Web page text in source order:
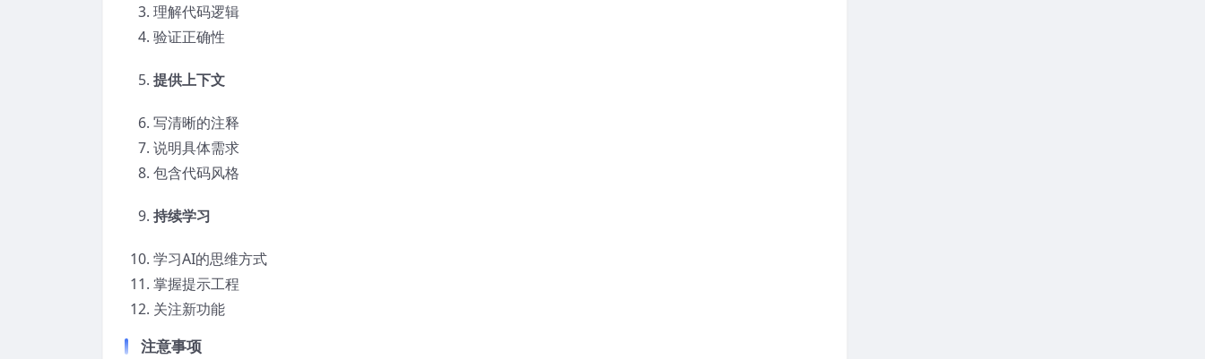
理解代码逻辑
验证正确性
提供上下文
写清晰的注释
说明具体需求
包含代码风格
持续学习
学习AI的思维方式
掌握提示工程
关注新功能
注意事项